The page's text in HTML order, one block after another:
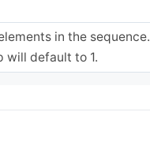
in the sequence.
will default to 1.